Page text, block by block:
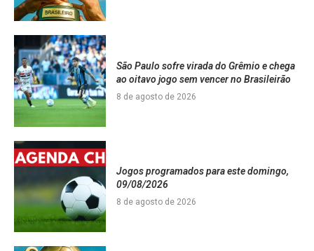
São Paulo sofre virada do Grêmio e chega
ao oitavo jogo sem vencer no Brasileirão
8 de agosto de 2026
Jogos programados para este domingo,
09/08/2026
8 de agosto de 2026